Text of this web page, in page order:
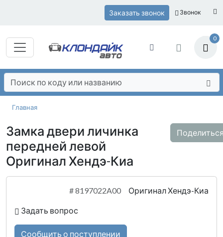
Заказать звонок Звонок
0
Главная
Замка двери личинка
передней левой
Оригинал Хендэ-Киа
#8197022A00 Оригинал Хендэ-Киа
Задать вопрос
Сообщить о поступлении